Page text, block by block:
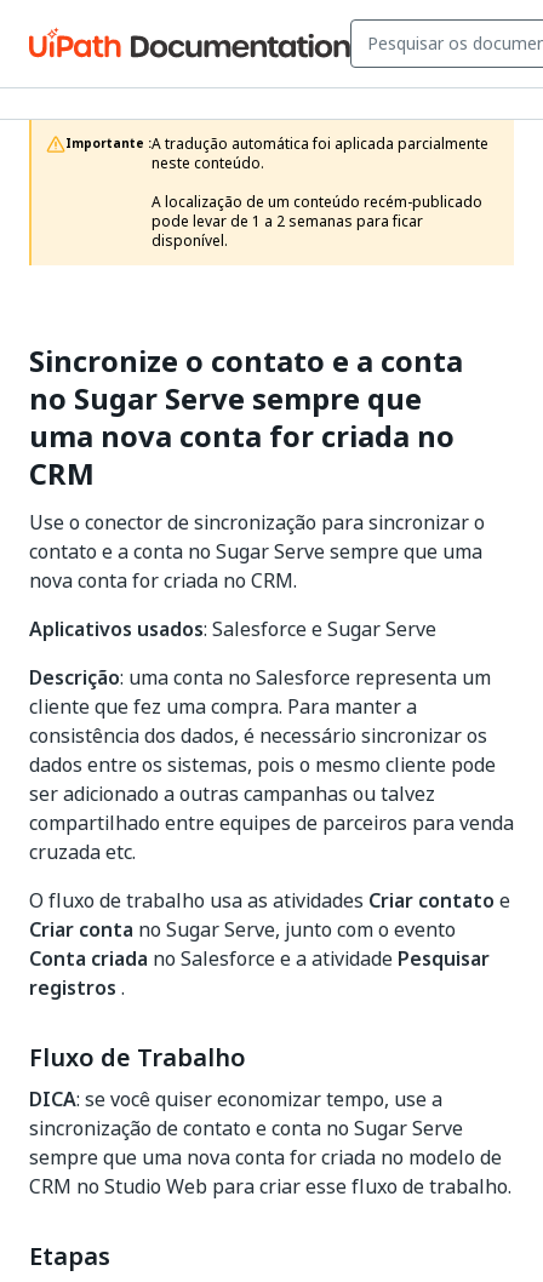
Importante :A tradução automática foi aplicada parcialmente
neste conteúdo.
A localização de um conteúdo recém-publicado
pode levar de 1 a 2 semanas para ficar
disponível.
Sincronize o contato e a conta
no Sugar Serve sempre que
uma nova conta for criada no
CRM
Use o conector de sincronização para sincronizar o
contato e a conta no Sugar Serve sempre que uma
nova conta for criada no CRM.
Aplicativos usados: Salesforce e Sugar Serve
Descrição: uma conta no Salesforce representa um
cliente que fez uma compra. Para manter a
consistência dos dados, é necessário sincronizar os
dados entre os sistemas, pois o mesmo cliente pode
ser adicionado a outras campanhas ou talvez
compartilhado entre equipes de parceiros para venda
cruzada etc.
O fluxo de trabalho usa as atividades Criar contato e
Criar conta no Sugar Serve, junto com o evento
Conta criada no Salesforce e a atividade Pesquisar
registros .
Fluxo de Trabalho
DICA: se você quiser economizar tempo, use a
sincronização de contato e conta no Sugar Serve
sempre que uma nova conta for criada no modelo de
CRM no Studio Web para criar esse fluxo de trabalho.
Etapas